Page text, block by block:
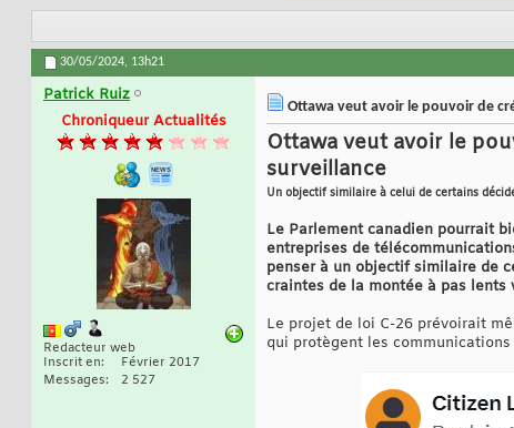
30/05/2024, 13h21
Patrick Ruiz
Chroniqueur Actualités
Redacteur web
Inscrit en
Février 2017
Messages
2 527
Ottawa veut avoir le pouvoir de
Ottawa veut avoir le
surveillance
Un objectif similaire à celui de certains
Le Parlement canadien pourrait
entreprises de
penser à un objectif similaire de
craintes de la montée à pas
Le projet de loi C-26 prévoirait
qui protègent les